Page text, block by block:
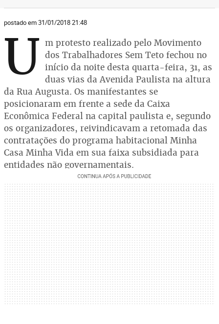
postado em 31/01/2018 21:48
U m protesto realizado pelo Movimento
dos Trabalhadores Sem Teto fechou no
início da noite desta quarta-feira, 31, as
duas vias da Avenida Paulista na altura
da Rua Augusta. Os manifestantes se
posicionaram em frente a sede da Caixa
Econômica Federal na capital paulista e, segundo
os organizadores, reivindicavam a retomada das
contratações do programa habitacional Minha
Casa Minha Vida em sua faixa subsidiada para
entidades não governamentais.